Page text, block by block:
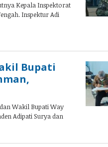
Kepala Inspektorat
Inspektur Adi
Bupati
Wakil Bupati Way
Adipati Surya dan